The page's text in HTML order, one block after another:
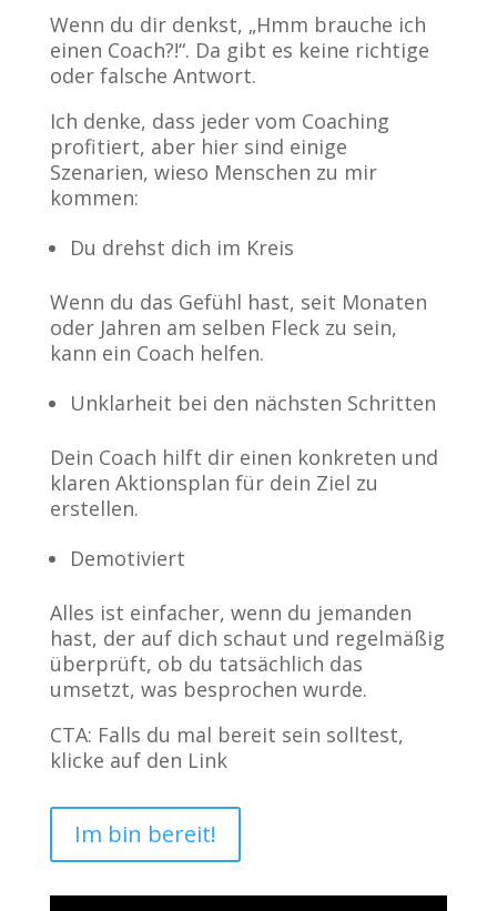
Wenn du dir denkst, „Hmm brauche ich
einen Coach?!“. Da gibt es keine richtige
oder falsche Antwort.
Ich denke, dass jeder vom Coaching
profitiert, aber hier sind einige
Szenarien, wieso Menschen zu mir
kommen:
Du drehst dich im Kreis
Wenn du das Gefühl hast, seit Monaten
oder Jahren am selben Fleck zu sein,
kann ein Coach helfen.
Unklarheit bei den nächsten Schritten
Dein Coach hilft dir einen konkreten und
klaren Aktionsplan für dein Ziel zu
erstellen.
Demotiviert
Alles ist einfacher, wenn du jemanden
hast, der auf dich schaut und regelmäßig
überprüft, ob du tatsächlich das
umsetzt, was besprochen wurde.
CTA: Falls du mal bereit sein solltest,
klicke auf den Link
Im bin bereit!